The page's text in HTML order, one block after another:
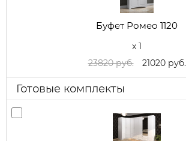
Буфет Ромео 1120
x 1
23820 руб.
21020 руб.
Готовые комплекты